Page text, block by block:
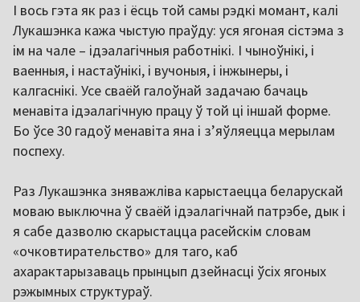
І вось гэта як раз і ёсць той самы рэдкі момант, калі
Лукашэнка кажа чыстую праўду: уся ягоная сістэма з
ім на чале – ідэалагічныя работнікі. І чыноўнікі, і
ваенныя, і настаўнікі, і вучоныя, і інжынеры, і
калгаснікі. Усе сваёй галоўнай задачаю бачаць
менавіта ідэалагічную працу ў той ці іншай форме.
Бо ўсе 30 гадоў менавіта яна і з’яўляецца мерылам
поспеху.
Раз Лукашэнка зняважліва карыстаецца беларускай
моваю выключна ў сваёй ідэалагічнай патрэбе, дык і
я сабе дазволю скарыстацца расейскім словам
«очковтирательство» для таго, каб
ахарактарызаваць прынцып дзейнасці ўсіх ягоных
рэжымных структураў.